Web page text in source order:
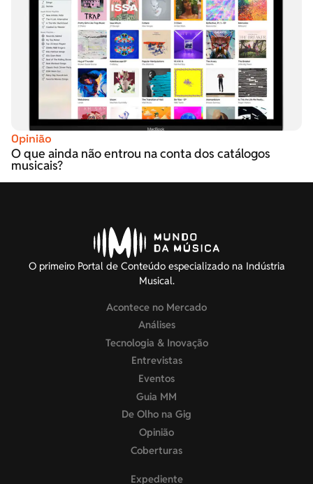
Opinião
O que ainda não entrou na conta dos catálogos
musicais?
O primeiro Portal de Conteúdo especializado na Indústria
Musical.
Acontece no Mercado
Análises
Tecnologia & Inovação
Entrevistas
Eventos
Guia MM
De Olho na Gig
Opinião
Coberturas
Expediente